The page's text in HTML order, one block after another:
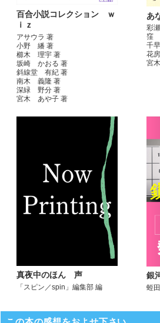
百合小説コレクション ｗ
ｉｚ
アサウラ 著
小野 繙 著
櫛木 理宇 著
坂崎 かおる 著
斜線堂 有紀 著
南木 義隆 著
深緑 野分 著
宮木 あや子 著
あ
彩
窪
千
花
宮
真夜中のほん 声
「スピン／spin」編集部 編
銀
蛭